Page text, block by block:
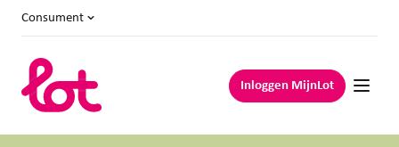
Consument
Inloggen MijnLot